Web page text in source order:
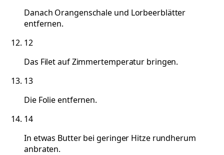
Danach Orangenschale und Lorbeerblätter
entfernen.
12
Das Filet auf Zimmertemperatur bringen.
13
Die Folie entfernen.
14
In etwas Butter bei geringer Hitze rundherum
anbraten.